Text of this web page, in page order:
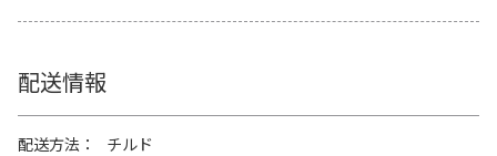
配送情報
配送方法
チルド